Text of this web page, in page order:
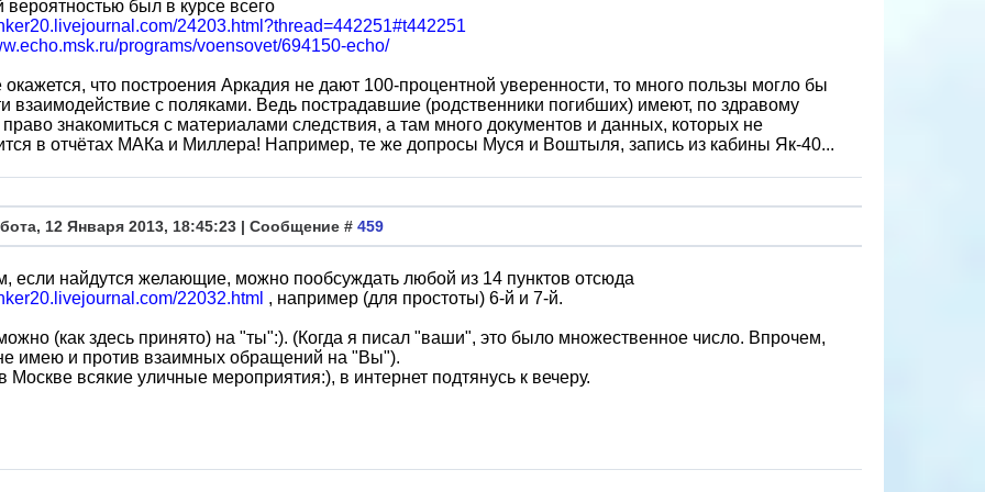
вероятностью был в курсе всего
24203.html?thread=442251#t442251
programs/voensovet/694150-echo/
что построения Аркадия не дают 100-процентной уверенности, то много пользы могло бы
взаимодействие с поляками. Ведь пострадавшие (родственники погибших) имеют, по здравому
знакомиться с материалами следствия, а там много документов и данных, которых не
в отчётах МАКа и Миллера! Например, те же допросы Муся и Воштыля, запись из кабины Як-40...
12 Января 2013, 18:45:23 | Сообщение # 459
если найдутся желающие, можно пообсуждать любой из 14 пунктов отсюда
22032.html , например (для простоты) 6-й и 7-й.
(как здесь принято) на "ты":). (Когда я писал "ваши", это было множественное число. Впрочем,
имею и против взаимных обращений на "Вы").
Москве всякие уличные мероприятия:), в интернет подтянусь к вечеру.